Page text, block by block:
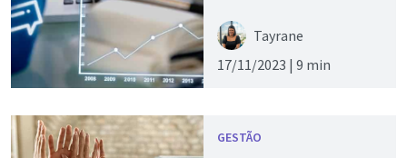
Tayrane
17/11/2023 | 9 min
GESTÃO